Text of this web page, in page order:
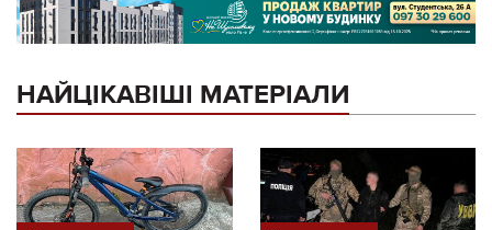
НАЙЦІКАВІШІ МАТЕРІАЛИ